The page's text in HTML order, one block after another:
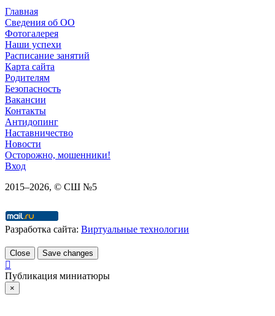
Главная
Сведения об ОО
Фотогалерея
Наши успехи
Расписание занятий
Карта сайта
Родителям
Безопасность
Вакансии
Контакты
Антидопинг
Наставничество
Новости
Осторожно, мошенники!
Вход
2015–2026, © СШ №5
Разработка сайта: Виртуальные технологии
Close Save changes
Публикация миниатюры
×